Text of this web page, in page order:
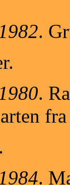
.
.
.